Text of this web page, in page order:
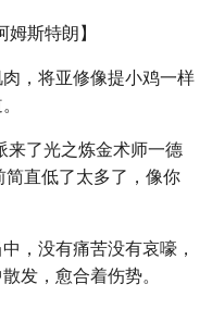
姆斯特朗】
，将亚修像提小鸡一样
来了光之炼金术师一德
简直低了太多了，像你
，没有痛苦没有哀嚎，
发，愈合着伤势。